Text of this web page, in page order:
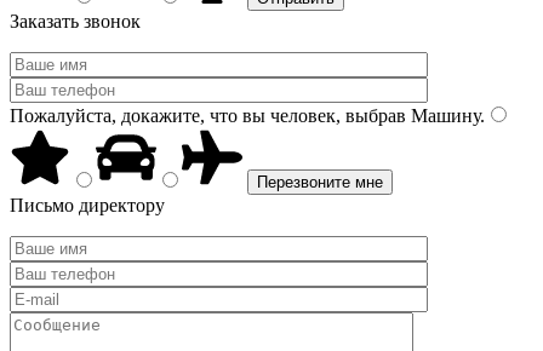
Заказать звонок
Пожалуйста, докажите, что вы человек, выбрав Машину.
Письмо директору